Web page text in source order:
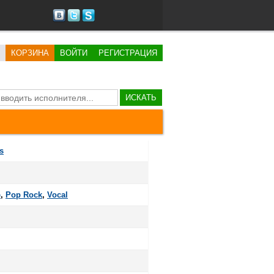
КОРЗИНА ВОЙТИ РЕГИСТРАЦИЯ
ИСКАТЬ
, Pop Rock, Vocal